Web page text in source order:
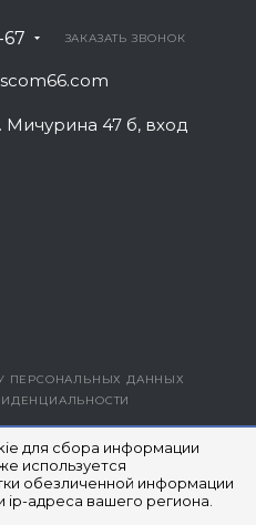
для сбора информации
используется
обезличенной информации
ip-адреса вашего региона.
ЗАКАЗАТЬ ЗВОНОК
Мичурина 47 б, вход
ПЕЧАТИ
ПЕРСОНАЛЬНЫХ ДАННЫХ